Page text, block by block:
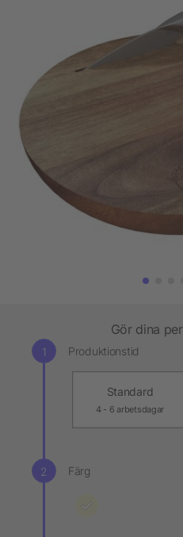
Gör dina
Produktionstid
Standard
4 - 6 arbetsdagar
Färg